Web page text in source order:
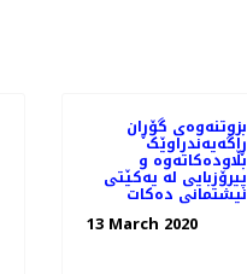
بزوتنەوەی گۆڕان
ڕاگەیەندراوێک
بڵاودەکاتەوە و
پیرۆزبایی لە یەکێتی
نیشتمانی دەکات
13 March 2020